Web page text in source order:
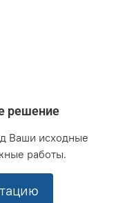
решение
Ваши исходные
работы.